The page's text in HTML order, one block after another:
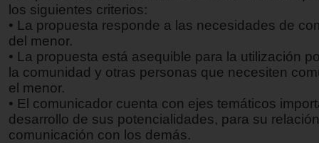
los siguientes criterios:
• La propuesta responde a las necesidades de
del menor.
• La propuesta está asequible para la utilización
la comunidad y otras personas que necesiten
el menor.
• El comunicador cuenta con ejes temáticos
desarrollo de sus potencialidades, para su
comunicación con los demás.